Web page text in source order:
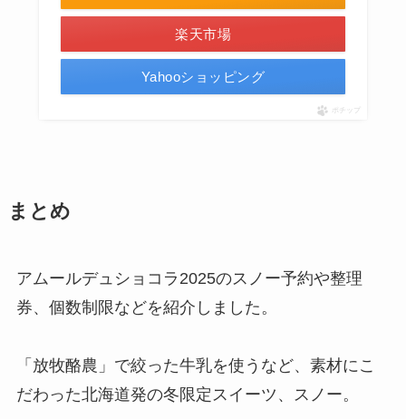
楽天市場
Yahooショッピング
ポチップ
まとめ
アムールデュショコラ2025のスノー予約や整理
券、個数制限などを紹介しました。
「放牧酪農」で絞った牛乳を使うなど、素材にこ
だわった北海道発の冬限定スイーツ、スノー。